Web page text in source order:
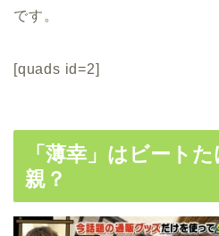
です。
[quads id=2]
「薄幸」はビート
親？